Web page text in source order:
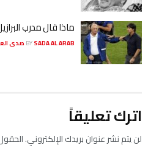
ماذا قال مدرب
BYSADA AL ARAB صدى العرب
اترك تعليقاً
لن يتم نشر عنوان بريدك الإلكتروني.